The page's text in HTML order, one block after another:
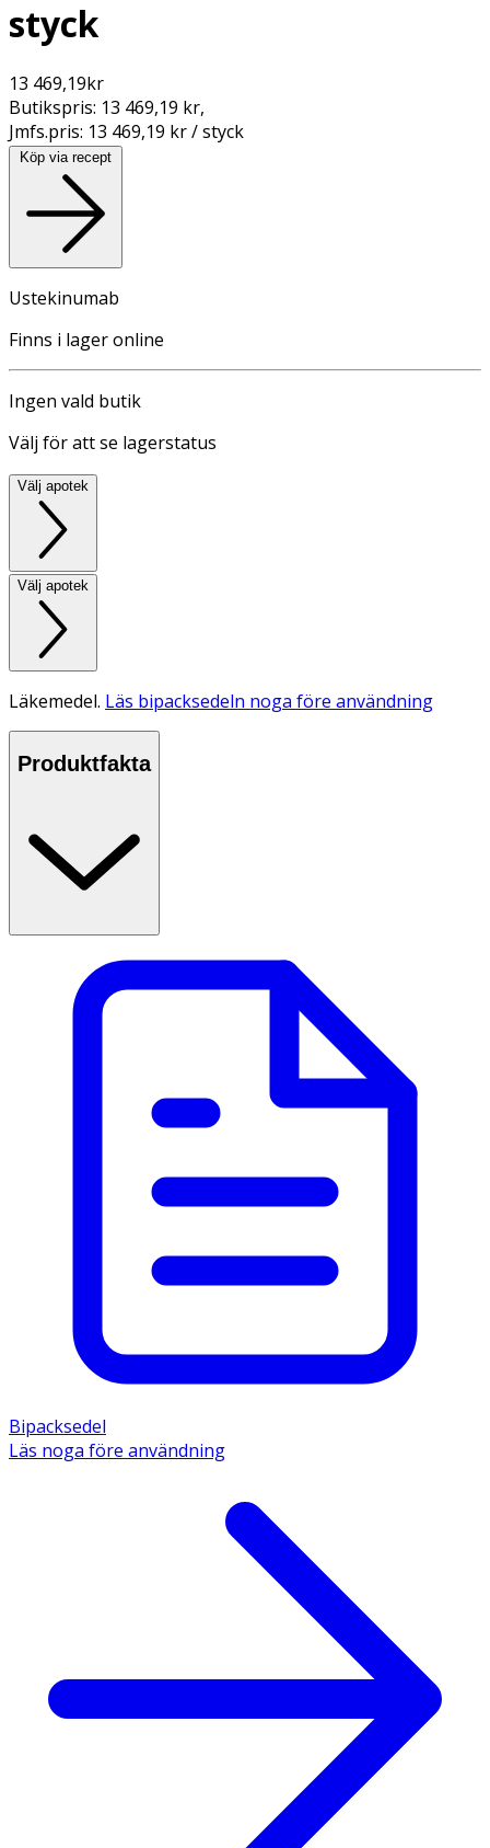
styck
13 469,19kr
Butikspris: 13 469,19 kr,
Jmfs.pris: 13 469,19 kr / styck
Köp via recept
Ustekinumab
Finns i lager online
Ingen vald butik
Välj för att se lagerstatus
Välj apotek
Välj apotek
Läkemedel. Läs bipacksedeln noga före användning
Produktfakta
Bipacksedel
Läs noga före användning